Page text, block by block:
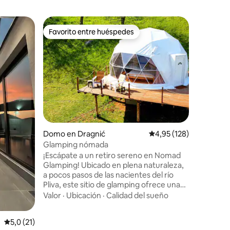
destacados
Calificación promedio: 5,0 de 5. 21 evaluaciones
5,0 (21)
Favorito entre huéspedes
Favorito entre huéspedes
Domo en Dragnić Calificación promedio:
4,95 (128)
Glamping nómada
¡Escápate a un retiro sereno en Nomad
Glamping! Ubicado en plena naturaleza,
a pocos pasos de las nacientes del río
Pliva, este sitio de glamping ofrece una
experiencia inmersiva incomparable en la
Valor · Ubicación · Calidad del sueño